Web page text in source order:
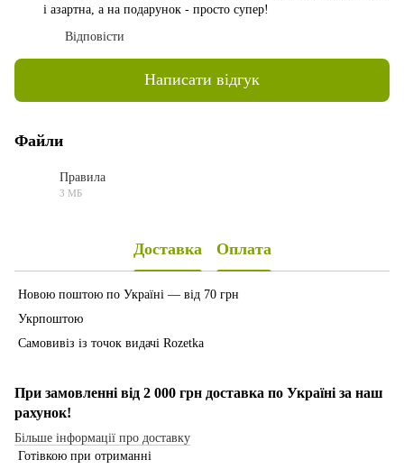
і азартна, а на подарунок - просто супер!
Відповісти
Написати відгук
Файли
Правила
3 МБ
Доставка Оплата
Новою поштою по Україні — від 70 грн
Укрпоштою
Самовивіз із точок видачі Rozetka
При замовленні від 2 000 грн доставка по Україні за наш
рахунок!
Більше інформації про доставку
Готівкою при отриманні